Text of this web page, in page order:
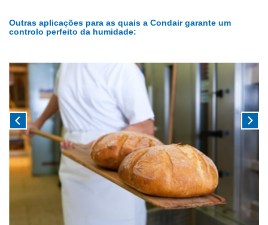
Outras aplicações para as quais a Condair garante um
controlo perfeito da humidade: